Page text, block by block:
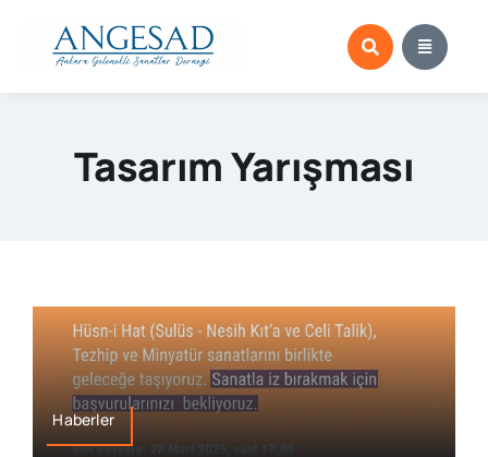
Tasarım Yarışması
Haberler